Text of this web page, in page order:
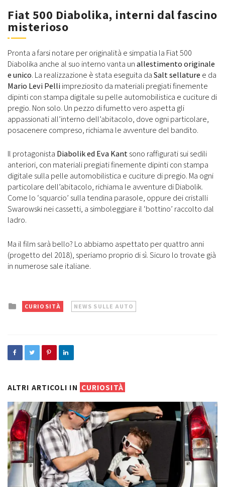
Fiat 500 Diabolika, interni dal fascino
misterioso
Pronta a farsi notare per originalità e simpatia la Fiat 500
Diabolika anche al suo interno vanta unallestimento originale
e unico. La realizzazione è stata eseguita daSalt sellaturee da
Mario Levi Pelliimpreziosito da materiali pregiati finemente
dipinti con stampa digitale su pelle automobilistica e cuciture di
pregio. Non solo. Un pezzo di fumetto vero aspetta gli
appassionati all’interno dell’abitacolo, dove ogni particolare,
posacenere compreso, richiama le avventure del bandito.
Il protagonista Diabolik ed Eva Kantsono raffigurati sui sedili
anteriori, con materiali pregiati finemente dipinti con stampa
digitale sulla pelle automobilistica e cuciture di pregio. Ma ogni
particolare dell’abitacolo, richiama le avventure di Diabolik.
Come lo ‘squarcio’ sulla tendina parasole, oppure dei cristalli
Swarowski nei cassetti, a simboleggiare il ‘bottino’ raccolto dal
ladro.
Ma il film sarà bello? Lo abbiamo aspettato per quattro anni
(progetto del 2018), speriamo proprio di sì. Sicuro lo trovate già
in numerose sale italiane.
Posted
in
CURIOSITÀ NEWS SULLE AUTO
ALTRI ARTICOLI IN CURIOSITÀ